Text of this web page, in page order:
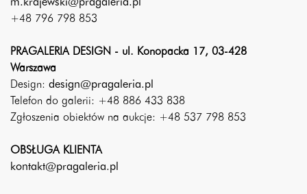
m.krajewski@pragaleria.pl
+48 796 798 853
PRAGALERIA DESIGN - ul. Konopacka 17, 03-428
Warszawa
Design: design@pragaleria.pl
Telefon do galerii: +48 886 433 838
Zgłoszenia obiektów na aukcje: +48 537 798 853
OBSŁUGA KLIENTA
kontakt@pragaleria.pl